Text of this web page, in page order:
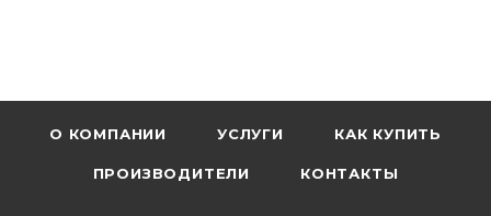
О КОМПАНИИ УСЛУГИ КАК КУПИТЬ
ПРОИЗВОДИТЕЛИ КОНТАКТЫ